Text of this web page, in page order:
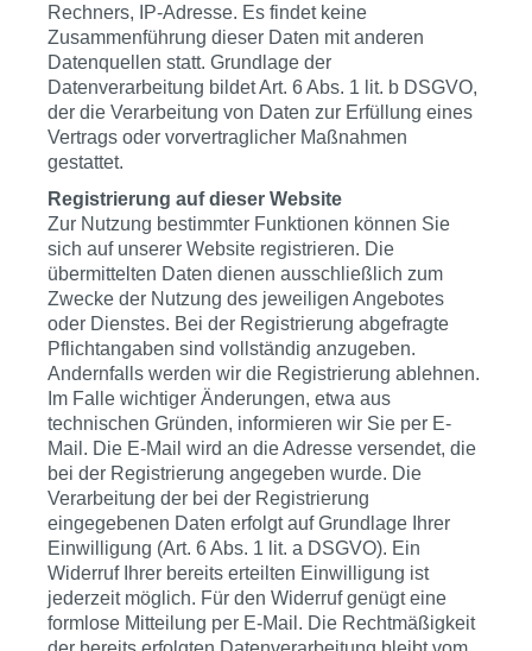
Rechners, IP-Adresse. Es findet keine
Zusammenführung dieser Daten mit anderen
Datenquellen statt. Grundlage der
Datenverarbeitung bildet Art. 6 Abs. 1 lit. b DSGVO,
der die Verarbeitung von Daten zur Erfüllung eines
Vertrags oder vorvertraglicher Maßnahmen
gestattet.
Registrierung auf dieser Website
Zur Nutzung bestimmter Funktionen können Sie
sich auf unserer Website registrieren. Die
übermittelten Daten dienen ausschließlich zum
Zwecke der Nutzung des jeweiligen Angebotes
oder Dienstes. Bei der Registrierung abgefragte
Pflichtangaben sind vollständig anzugeben.
Andernfalls werden wir die Registrierung ablehnen.
Im Falle wichtiger Änderungen, etwa aus
technischen Gründen, informieren wir Sie per E-
Mail. Die E-Mail wird an die Adresse versendet, die
bei der Registrierung angegeben wurde. Die
Verarbeitung der bei der Registrierung
eingegebenen Daten erfolgt auf Grundlage Ihrer
Einwilligung (Art. 6 Abs. 1 lit. a DSGVO). Ein
Widerruf Ihrer bereits erteilten Einwilligung ist
jederzeit möglich. Für den Widerruf genügt eine
formlose Mitteilung per E-Mail. Die Rechtmäßigkeit